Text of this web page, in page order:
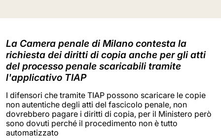
La Camera penale di Milano contesta la
richiesta dei diritti di copia anche per gli atti
del processo penale scaricabili tramite
l'applicativo TIAP
I difensori che tramite TIAP possono scaricare le copie
non autentiche degli atti del fascicolo penale, non
dovrebbero pagare i diritti di copia, per il Ministero però
sono dovuti perché il procedimento non è tutto
automatizzato